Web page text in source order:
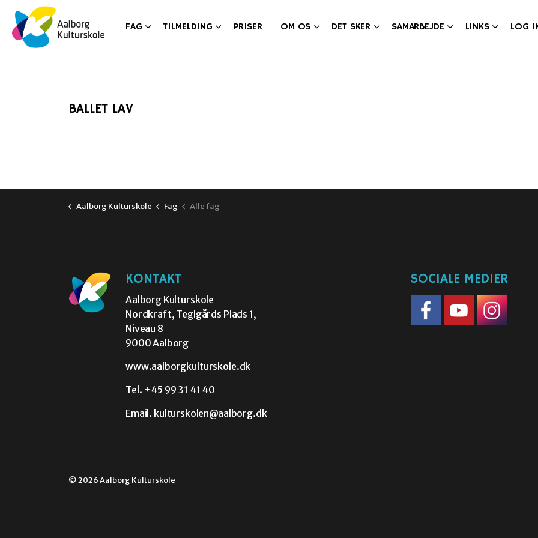
FAG TILMELDING PRISER OM OS DET SKER SAMARBEJDE LINKS LOG
BALLET LAV
Aalborg Kulturskole Fag Alle fag
KONTAKT
Aalborg Kulturskole
Nordkraft, Teglgårds Plads 1,
Niveau 8
9000 Aalborg
www.aalborgkulturskole.dk
Tel. +45 99 31 41 40
Email. kulturskolen@aalborg.dk
SOCIALE MEDIER
© 2026 Aalborg Kulturskole